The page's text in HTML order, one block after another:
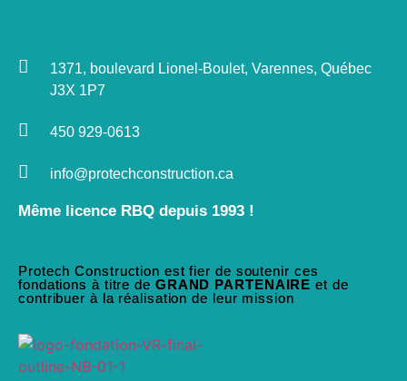
1371, boulevard Lionel-Boulet, Varennes, Québec
J3X 1P7
450 929-0613
info@protechconstruction.ca
Même licence RBQ depuis 1993 !
Protech Construction est fier de soutenir ces
fondations à titre de GRAND PARTENAIRE et de
contribuer à la réalisation de leur mission